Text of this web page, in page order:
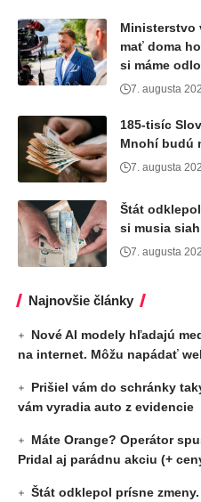
Ministerstvo
mať doma
si máme
7. augusta
185-tisíc
Mnohí budú
7. augusta
Štát
si musia
7. augusta
Najnovšie články
Nové AI modely hľadajú
na internet. Môžu napádať
Prišiel vám do schránky
vám vyradia auto z evidencie
Máte Orange? Operátor
Pridal aj parádnu akciu (+
Štát odklepol prísne